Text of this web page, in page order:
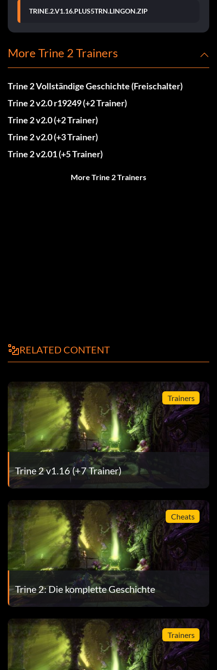
TRINE.2.V1.16.PLUS5TRN.LINGON.ZIP
More Trine 2 Trainers
Trine 2 Vollständige Geschichte (Freischalter)
Trine 2 v2.0 r19249 (+2 Trainer)
Trine 2 v2.0 (+2 Trainer)
Trine 2 v2.0 (+3 Trainer)
Trine 2 v2.01 (+5 Trainer)
More Trine 2 Trainers
RELATED CONTENT
Trainers
Trine 2 v1.16 (+7 Trainer)
Cheats
Trine 2: Die komplette Geschichte
Trainers